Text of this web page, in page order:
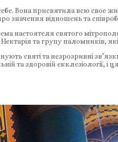
Вона присвятила всю своє
значення відношень та
настоятеля святого
та групу паломників,
святі та незрозривні
та здоровій екклезіології, і